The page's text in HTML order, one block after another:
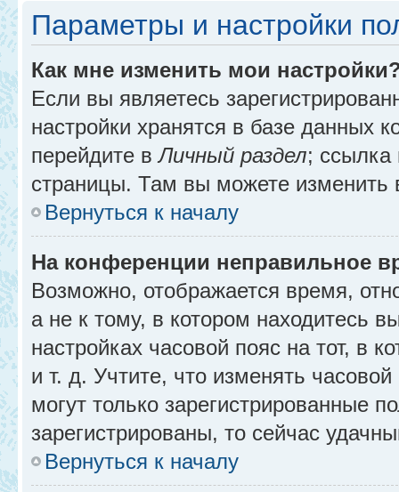
Параметры и настройки
Как мне изменить мои
Если вы являетесь
настройки хранятся в базе данных
перейдите вЛичный раздел; ссылка
страницы. Там вы можете изменить
Вернуться к началу
На конференции неправильное
Возможно, отображается время,
а не к тому, в котором находитесь
настройках часовой пояс на тот, в
и т. д. Учтите, что изменять
могут только зарегистрированные
зарегистрированы, то сейчас
Вернуться к началу